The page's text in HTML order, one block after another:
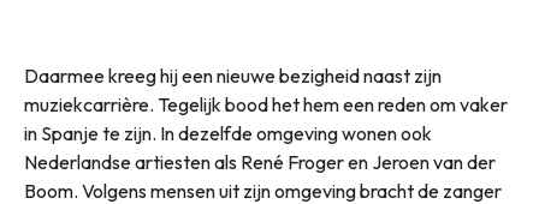
Daarmee kreeg hij een nieuwe bezigheid naast zijn
muziekcarrière. Tegelijk bood het hem een reden om vaker
in Spanje te zijn. In dezelfde omgeving wonen ook
Nederlandse artiesten als René Froger en Jeroen van der
Boom. Volgens mensen uit zijn omgeving bracht de zanger